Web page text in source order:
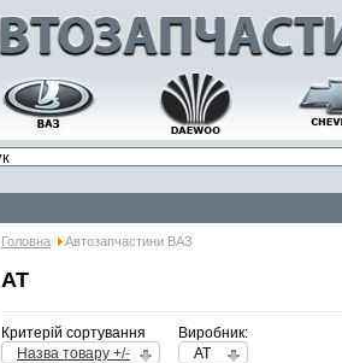
Головна Автозапчастини ВАЗ
AT
Критерій сортування
Назва товару +/-
Виробник:
AT